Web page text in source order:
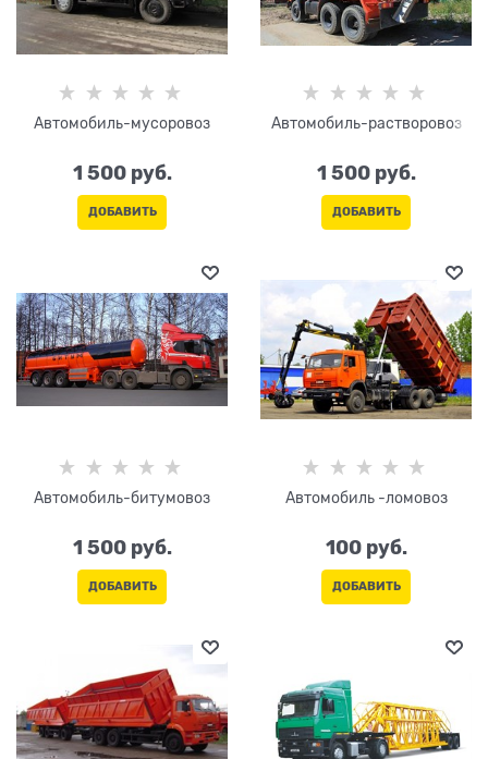
Автомобиль-мусоровоз
1 500 руб.
ДОБАВИТЬ
Автомобиль-растворовоз
1 500 руб.
ДОБАВИТЬ
Автомобиль-битумовоз
1 500 руб.
ДОБАВИТЬ
Автомобиль -ломовоз
100 руб.
ДОБАВИТЬ